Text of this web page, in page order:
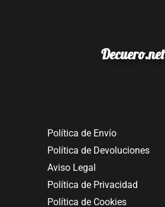
Decuero.net
Política de Envío
Política de Devoluciones
Aviso Legal
Política de Privacidad
Política de Cookies